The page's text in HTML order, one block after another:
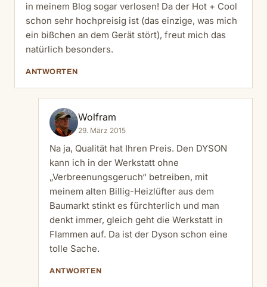
in meinem Blog sogar verlosen! Da der Hot + Cool
schon sehr hochpreisig ist (das einzige, was mich
ein bißchen an dem Gerät stört), freut mich das
natürlich besonders.
ANTWORTEN
Wolfram
29. März 2015
Na ja, Qualität hat Ihren Preis. Den DYSON
kann ich in der Werkstatt ohne
„Verbreenungsgeruch“ betreiben, mit
meinem alten Billig-Heizlüfter aus dem
Baumarkt stinkt es fürchterlich und man
denkt immer, gleich geht die Werkstatt in
Flammen auf. Da ist der Dyson schon eine
tolle Sache.
ANTWORTEN